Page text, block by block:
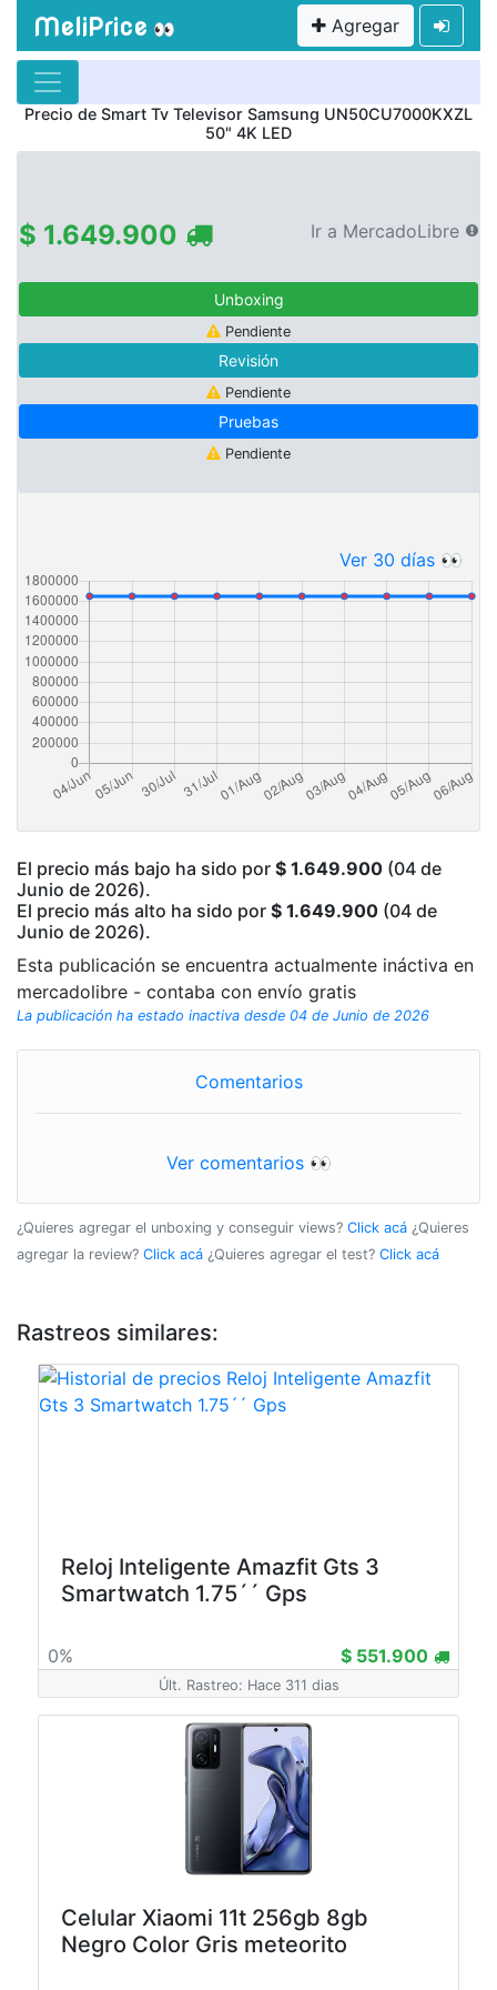
MeliPrice 👀 Agregar
Precio de Smart Tv Televisor Samsung UN50CU7000KXZL
50" 4K LED
$ 1.649.900 Ir a MercadoLibre
Unboxing
Pendiente
Revisión
Pendiente
Pruebas
Pendiente
Ver 30 días 👀
El precio más bajo ha sido por $ 1.649.900 (04 de
Junio de 2026).
El precio más alto ha sido por $ 1.649.900 (04 de
Junio de 2026).
Esta publicación se encuentra actualmente ináctiva en
mercadolibre - contaba con envío gratis
La publicación ha estado inactiva desde 04 de Junio de 2026
Comentarios
Ver comentarios 👀
¿Quieres agregar el unboxing y conseguir views? Click acá ¿Quieres
agregar la review? Click acá ¿Quieres agregar el test? Click acá
Rastreos similares:
Reloj Inteligente Amazfit Gts 3
Smartwatch 1.75´´ Gps
0% $ 551.900
Últ. Rastreo: Hace 311 dias
Celular Xiaomi 11t 256gb 8gb
Negro Color Gris meteorito